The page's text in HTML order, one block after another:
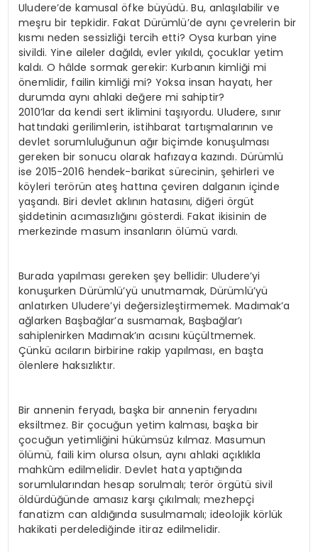
Uludere’de kamusal öfke büyüdü. Bu, anlaşılabilir ve
meşru bir tepkidir. Fakat Dürümlü’de aynı çevrelerin bir
kısmı neden sessizliği tercih etti? Oysa kurban yine
sivildi. Yine aileler dağıldı, evler yıkıldı, çocuklar yetim
kaldı. O hâlde sormak gerekir: Kurbanın kimliği mi
önemlidir, failin kimliği mi? Yoksa insan hayatı, her
durumda aynı ahlaki değere mi sahiptir?
2010’lar da kendi sert iklimini taşıyordu. Uludere, sınır
hattındaki gerilimlerin, istihbarat tartışmalarının ve
devlet sorumluluğunun ağır biçimde konuşulması
gereken bir sonucu olarak hafızaya kazındı. Dürümlü
ise 2015-2016 hendek-barikat sürecinin, şehirleri ve
köyleri terörün ateş hattına çeviren dalganın içinde
yaşandı. Biri devlet aklının hatasını, diğeri örgüt
şiddetinin acımasızlığını gösterdi. Fakat ikisinin de
merkezinde masum insanların ölümü vardı.
Burada yapılması gereken şey bellidir: Uludere’yi
konuşurken Dürümlü’yü unutmamak, Dürümlü’yü
anlatırken Uludere’yi değersizleştirmemek. Madımak’a
ağlarken Başbağlar’a susmamak, Başbağlar’ı
sahiplenirken Madımak’ın acısını küçültmemek.
Çünkü acıların birbirine rakip yapılması, en başta
ölenlere haksızlıktır.
Bir annenin feryadı, başka bir annenin feryadını
eksiltmez. Bir çocuğun yetim kalması, başka bir
çocuğun yetimliğini hükümsüz kılmaz. Masumun
ölümü, faili kim olursa olsun, aynı ahlaki açıklıkla
mahkûm edilmelidir. Devlet hata yaptığında
sorumlularından hesap sorulmalı; terör örgütü sivil
öldürdüğünde amasız karşı çıkılmalı; mezhepçi
fanatizm can aldığında susulmamalı; ideolojik körlük
hakikati perdelediğinde itiraz edilmelidir.